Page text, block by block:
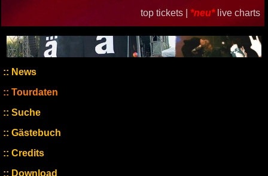
top tickets | *neu* live charts
News
Tourdaten
Suche
Gästebuch
Credits
Download